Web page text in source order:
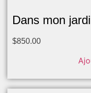
Dans mon
$850.00